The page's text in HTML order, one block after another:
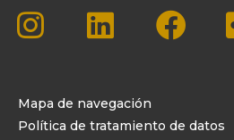
Mapa de navegación
Política de tratamiento de datos